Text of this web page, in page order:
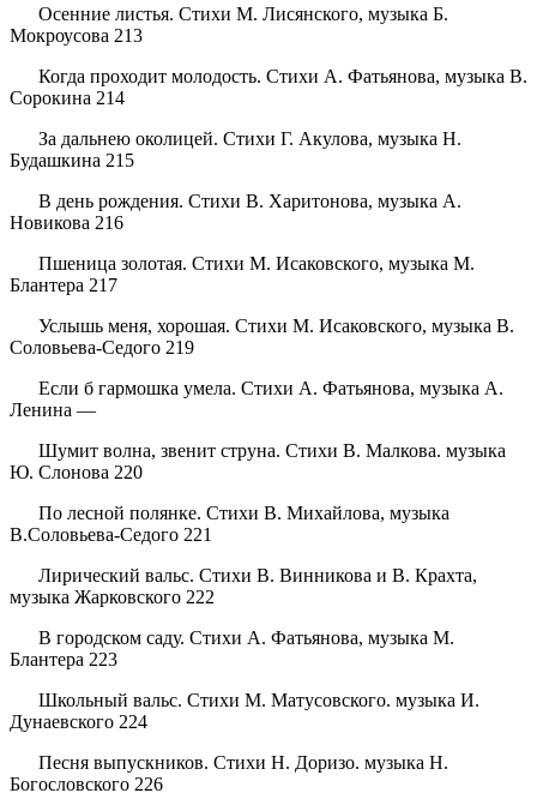
Осенние листья. Стихи М. Лисянского, музыка Б.
Мокроусова 213
Когда проходит молодость. Стихи А. Фатьянова, музыка В.
Сорокина 214
За дальнею околицей. Стихи Г. Акулова, музыка Н.
Будашкина 215
В день рождения. Стихи В. Харитонова, музыка A.
Новикова 216
Пшеница золотая. Стихи М. Исаковского, музыка М.
Блантера 217
Услышь меня, хорошая. Стихи М. Исаковского, музыка В.
Соловьева-Седого 219
Если б гармошка умела. Стихи А. Фатьянова, музыка А.
Ленина —
Шумит волна, звенит струна. Стихи В. Малкова. музыка
Ю. Слонова 220
По лесной полянке. Стихи В. Михайлова, музыка
B.Соловьева-Седого 221
Лирический вальс. Стихи В. Винникова и В. Крахта,
музыка Жарковского 222
В городском саду. Стихи А. Фатьянова, музыка М.
Блантера 223
Школьный вальс. Стихи М. Матусовского. музыка И.
Дунаевского 224
Песня выпускников. Стихи Н. Доризо. музыка Н.
Богословского 226